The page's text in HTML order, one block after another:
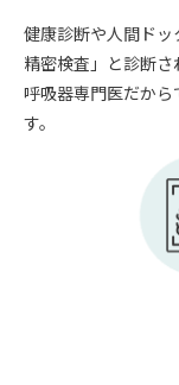
健康診断や人間ド
精密検査」と診断さ
呼吸器専門医だか
す。